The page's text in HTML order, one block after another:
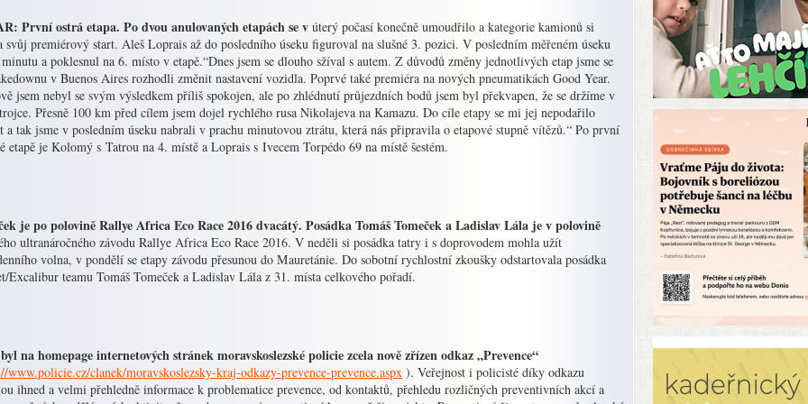
První ostrá etapa. Po dvou anulovaných etapách se v úterý počasí konečně umoudřilo a kategorie kamionů si
svůj premiérový start. Aleš Loprais až do posledního úseku figuroval na slušné 3. pozici. V posledním měřeném úseku
a poklesnul na 6. místo v etapě.“Dnes jsem se dlouho sžíval s autem. Z důvodů změny jednotlivých etap jsme se
v Buenos Aires rozhodli změnit nastavení vozidla. Poprvé také premiéra na nových pneumatikách Good Year.
jsem nebyl se svým výsledkem příliš spokojen, ale po zhlédnutí průjezdních bodů jsem byl překvapen, že se držíme v
Přesně 100 km před cílem jsem dojel rychlého rusa Nikolajeva na Kamazu. Do cíle etapy se mi jej nepodařilo
a tak jsme v posledním úseku nabrali v prachu minutovou ztrátu, která nás připravila o etapové stupně vítězů.“ Po první
etapě je Kolomý s Tatrou na 4. místě a Loprais s Ivecem Torpédo 69 na místě šestém.
je po polovině Rallye Africa Eco Race 2016 dvacátý. Posádka Tomáš Tomeček a Ladislav Lála je v polovině
ultranáročného závodu Rallye Africa Eco Race 2016. V neděli si posádka tatry i s doprovodem mohla užít
volna, v pondělí se etapy závodu přesunou do Mauretánie. Do sobotní rychlostní zkoušky odstartovala posádka
Excalibur teamu Tomáš Tomeček a Ladislav Lála z 31. místa celkového pořadí.
na homepage internetových stránek moravskoslezské policie zcela nově zřízen odkaz „Prevence“
www.policie.cz/clanek/moravskoslezsky-kraj-odkazy-prevence-prevence.aspx ). Veřejnost i policisté díky odkazu
ihned a velmi přehledně informace k problematice prevence, od kontaktů, přehledu rozličných preventivních akcí a